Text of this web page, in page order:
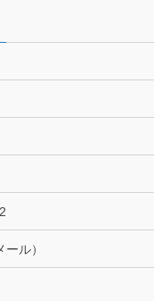
ル）